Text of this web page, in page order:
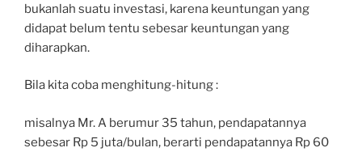
bukanlah suatu investasi, karena keuntungan yang
didapat belum tentu sebesar keuntungan yang
diharapkan.
Bila kita coba menghitung-hitung :
misalnya Mr. A berumur 35 tahun, pendapatannya
sebesar Rp 5 juta/bulan, berarti pendapatannya Rp 60